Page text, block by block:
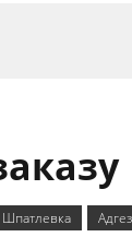
Шпатлевка